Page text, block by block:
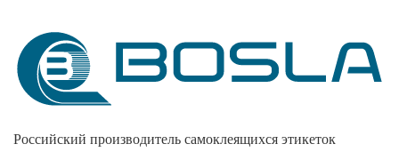
Российский производитель самоклеящихся этикеток